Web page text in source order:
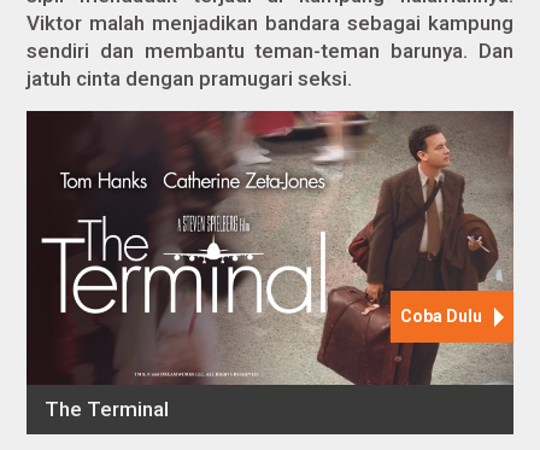
Viktor malah menjadikan bandara sebagai kampung
sendiri dan membantu teman-teman barunya. Dan
jatuh cinta dengan pramugari seksi.